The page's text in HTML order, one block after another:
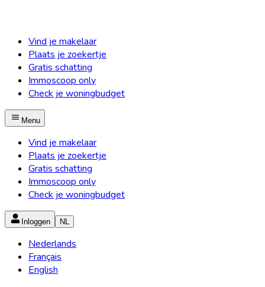
Vind je makelaar
Plaats je zoekertje
Gratis schatting
Immoscoop only
Check je woningbudget
Menu
Vind je makelaar
Plaats je zoekertje
Gratis schatting
Immoscoop only
Check je woningbudget
Inloggen NL
Nederlands
Français
English